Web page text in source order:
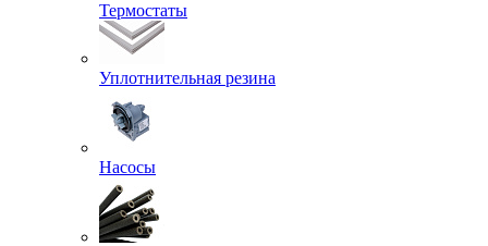
Термостаты
Уплотнительная резина
Насосы